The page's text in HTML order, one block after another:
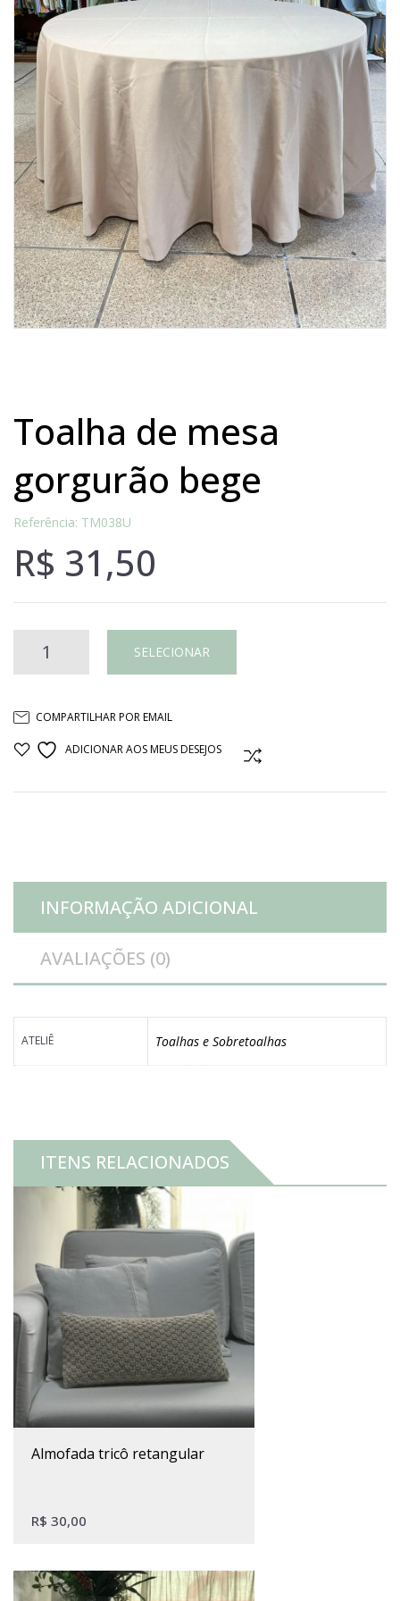
Lost Password
toalha de mesa
gorgurão bege
Referência: TM038U
R$ 31,50
Toalha
mesa
SELECIONAR
COMPARTILHAR POR EMAIL
ADICIONAR AOS MEUS DESEJOS
INFORMAÇÃO ADICIONAL
AVALIAÇÕES (0)
ATELIÊ Toalhas e Sobretoalhas
ITENS RELACIONADOS
almofada tricô retangular
R$ 30,00